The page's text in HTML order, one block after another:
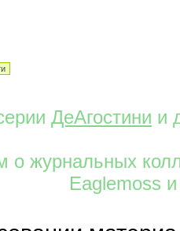
ДеАгостини и
о журнальных
Eaglemoss и